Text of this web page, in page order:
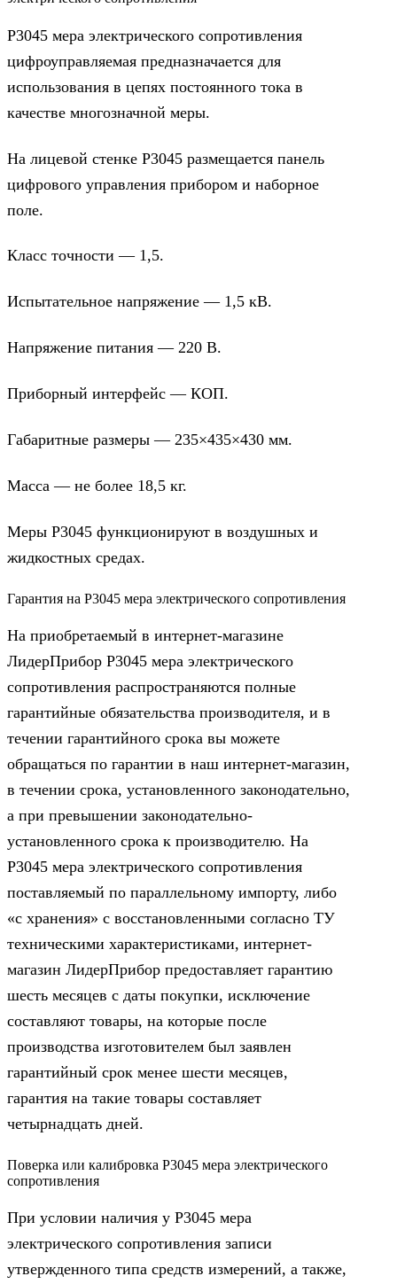
Р3045 мера электрического сопротивления
цифроуправляемая предназначается для
использования в цепях постоянного тока в
качестве многозначной меры.
На лицевой стенке Р3045 размещается панель
цифрового управления прибором и наборное
поле.
Класс точности — 1,5.
Испытательное напряжение — 1,5 кВ.
Напряжение питания — 220 В.
Приборный интерфейс — КОП.
Габаритные размеры — 235×435×430 мм.
Масса — не более 18,5 кг.
Меры Р3045 функционируют в воздушных и
жидкостных средах.
Гарантия на Р3045 мера электрического сопротивления
На приобретаемый в интернет-магазине
ЛидерПрибор Р3045 мера электрического
сопротивления распространяются полные
гарантийные обязательства производителя, и в
течении гарантийного срока вы можете
обращаться по гарантии в наш интернет-магазин,
в течении срока, установленного законодательно,
а при превышении законодательно-
установленного срока к производителю. На
Р3045 мера электрического сопротивления
поставляемый по параллельному импорту, либо
«с хранения» с восстановленными согласно ТУ
техническими характеристиками, интернет-
магазин ЛидерПрибор предоставляет гарантию
шесть месяцев с даты покупки, исключение
составляют товары, на которые после
производства изготовителем был заявлен
гарантийный срок менее шести месяцев,
гарантия на такие товары составляет
четырнадцать дней.
Поверка или калибровка Р3045 мера электрического
сопротивления
При условии наличия у Р3045 мера
электрического сопротивления записи
утвержденного типа средств измерений, а также,